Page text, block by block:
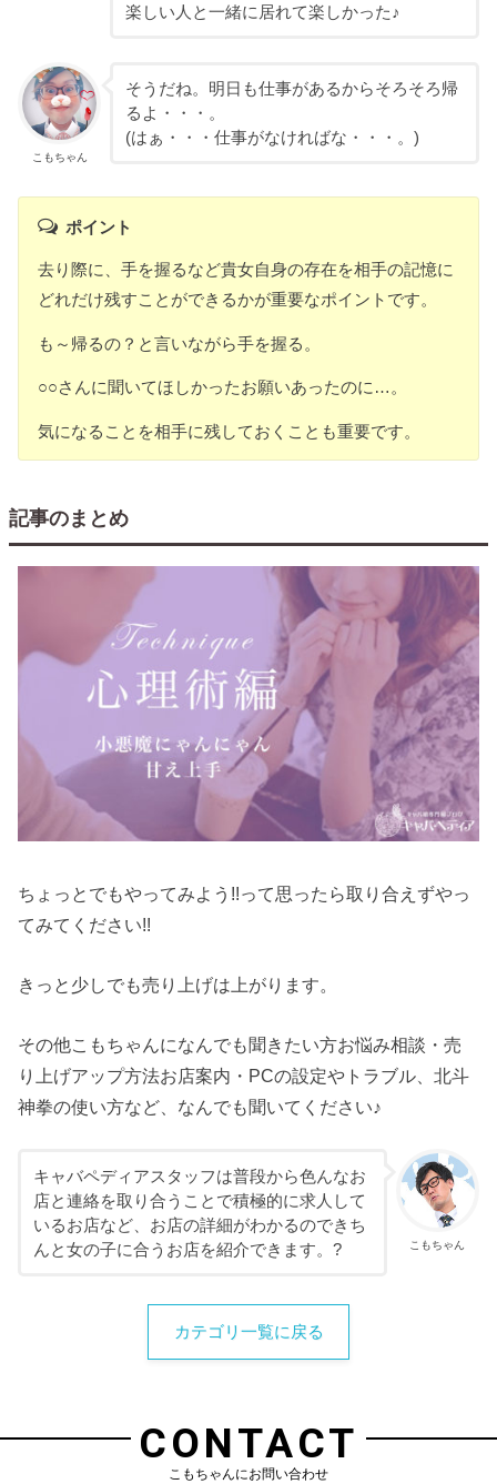
楽しい人と一緒に居れて楽しかった♪
こもちゃん
そうだね。明日も仕事があるからそろそろ帰
るよ・・・。
(はぁ・・・仕事がなければな・・・。)
ポイント
去り際に、手を握るなど貴女自身の存在を相手の記憶に
どれだけ残すことができるかが重要なポイントです。
も～帰るの？と言いながら手を握る。
○○さんに聞いてほしかったお願いあったのに…。
気になることを相手に残しておくことも重要です。
記事のまとめ
ちょっとでもやってみよう!!って思ったら取り合えずやっ
てみてください!!
きっと少しでも売り上げは上がります。
その他こもちゃんになんでも聞きたい方お悩み相談・売
り上げアップ方法お店案内・PCの設定やトラブル、北斗
神拳の使い方など、なんでも聞いてください♪
こもちゃん
キャバペディアスタッフは普段から色んなお
店と連絡を取り合うことで積極的に求人して
いるお店など、お店の詳細がわかるのできち
んと女の子に合うお店を紹介できます。?
カテゴリ一覧に戻る
CONTACT
こもちゃんにお問い合わせ